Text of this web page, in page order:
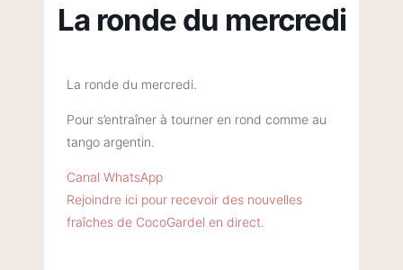
La ronde du mercredi
La ronde du mercredi.
Pour s’entraîner à tourner en rond comme au
tango argentin.
Canal WhatsApp
Rejoindre ici pour recevoir des nouvelles
fraîches de CocoGardel en direct.